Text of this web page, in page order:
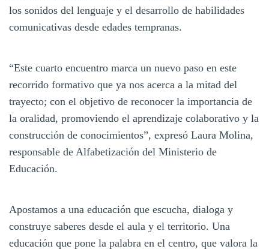
los sonidos del lenguaje y el desarrollo de habilidades
comunicativas desde edades tempranas.
“Este cuarto encuentro marca un nuevo paso en este
recorrido formativo que ya nos acerca a la mitad del
trayecto; con el objetivo de reconocer la importancia de
la oralidad, promoviendo el aprendizaje colaborativo y la
construcción de conocimientos”, expresó Laura Molina,
responsable de Alfabetización del Ministerio de
Educación.
Apostamos a una educación que escucha, dialoga y
construye saberes desde el aula y el territorio. Una
educación que pone la palabra en el centro, que valora la